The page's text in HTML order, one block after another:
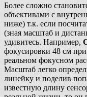
Более сложно
объективами с
ниже) т.к. если
(зная масштаб и
удивитесь. Например,
фокусировки 48 см
реальном фокусном
Масштаб легко
линейку и поделив
известную длину